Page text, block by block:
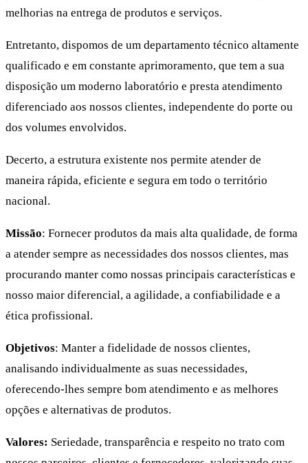
melhorias na entrega de produtos e serviços.
Entretanto, dispomos de um departamento técnico altamente
qualificado e em constante aprimoramento, que tem a sua
disposição um moderno laboratório e presta atendimento
diferenciado aos nossos clientes, independente do porte ou
dos volumes envolvidos.
Decerto, a estrutura existente nos permite atender de
maneira rápida, eficiente e segura em todo o território
nacional.
Missão: Fornecer produtos da mais alta qualidade, de forma
a atender sempre as necessidades dos nossos clientes, mas
procurando manter como nossas principais características e
nosso maior diferencial, a agilidade, a confiabilidade e a
ética profissional.
Objetivos: Manter a fidelidade de nossos clientes,
analisando individualmente as suas necessidades,
oferecendo-lhes sempre bom atendimento e as melhores
opções e alternativas de produtos.
Valores: Seriedade, transparência e respeito no trato com